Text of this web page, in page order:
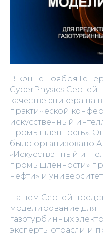
В конце ноября
CyberPhysics Сергей
качестве спикера на
практической
искусственный
промышленность».
было организовано
«Искусственный
промышленности»
нефти» и
На нем Сергей
моделирование для
газотурбинных
эксперты отрасли и